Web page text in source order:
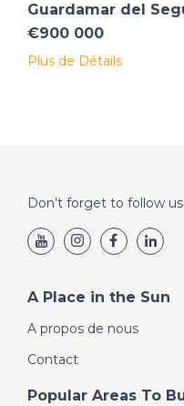
Guardamar del
€900 000
Plus de Détails
Don’t forget to follow
A Place in the Sun
A propos de nous
Contact
Popular Areas To